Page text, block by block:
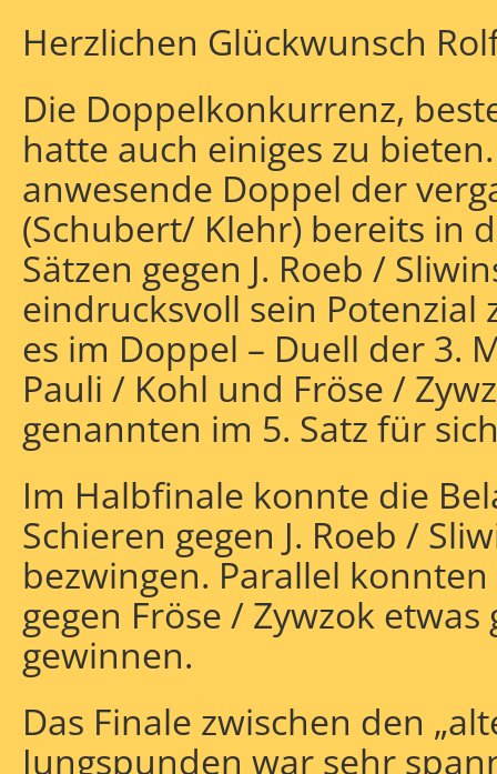
Herzlichen Glückwunsch
Die Doppelkonkurrenz,
hatte auch einiges zu
anwesende Doppel der
(Schubert/ Klehr) bereits in
Sätzen gegen J. Roeb /
eindrucksvoll sein Potenzial
es im Doppel – Duell der 3.
Pauli / Kohl und Fröse /
genannten im 5. Satz für
Im Halbfinale konnte die
Schieren gegen J. Roeb /
bezwingen. Parallel
gegen Fröse / Zywzok
gewinnen.
Das Finale zwischen den
Jungspunden war sehr